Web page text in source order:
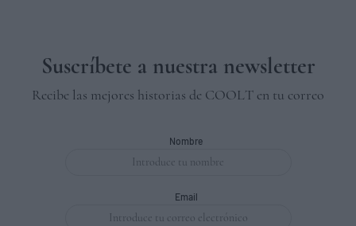
Suscríbete a nuestra newsletter
Recibe las mejores historias de COOLT en tu correo
Nombre
Email